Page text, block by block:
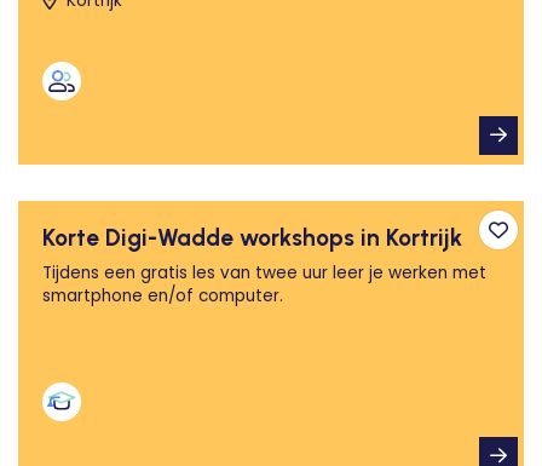
Korte Digi-Wadde workshops in Kortrijk
Tijdens een gratis les van twee uur leer je werken met
smartphone en/of computer.